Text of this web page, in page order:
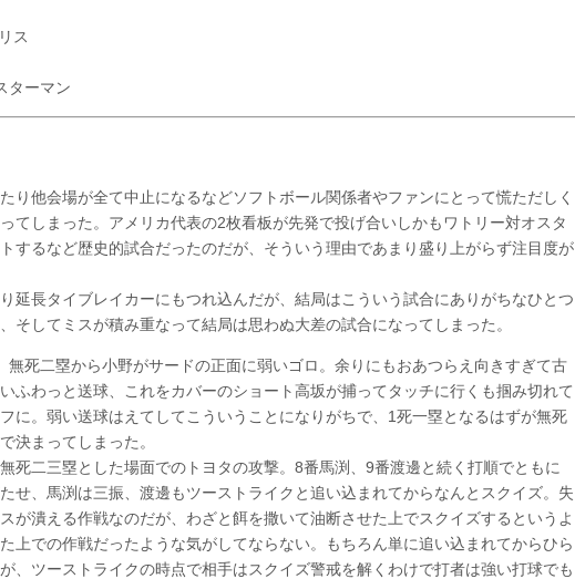
ス
ターマン
り他会場が全て中止になるなどソフトボール関係者やファンにとって慌ただしく
てしまった。アメリカ代表の2枚看板が先発で投げ合いしかもワトリー対オスタ
するなど歴史的試合だったのだが、そういう理由であまり盛り上がらず注目度が
延長タイブレイカーにもつれ込んだが、結局はこういう試合にありがちなひとつ
そしてミスが積み重なって結局は思わぬ大差の試合になってしまった。
死二塁から小野がサードの正面に弱いゴロ。余りにもおあつらえ向きすぎて古
ふわっと送球、これをカバーのショート高坂が捕ってタッチに行くも掴み切れて
に。弱い送球はえてしてこういうことになりがちで、1死一塁となるはずが無死
決まってしまった。
死二三塁とした場面でのトヨタの攻撃。8番馬渕、9番渡邊と続く打順でともに
せ、馬渕は三振、渡邊もツーストライクと追い込まれてからなんとスクイズ。失
が潰える作戦なのだが、わざと餌を撒いて油断させた上でスクイズするというよ
上での作戦だったような気がしてならない。もちろん単に追い込まれてからひら
、ツーストライクの時点で相手はスクイズ警戒を解くわけで打者は強い打球でも